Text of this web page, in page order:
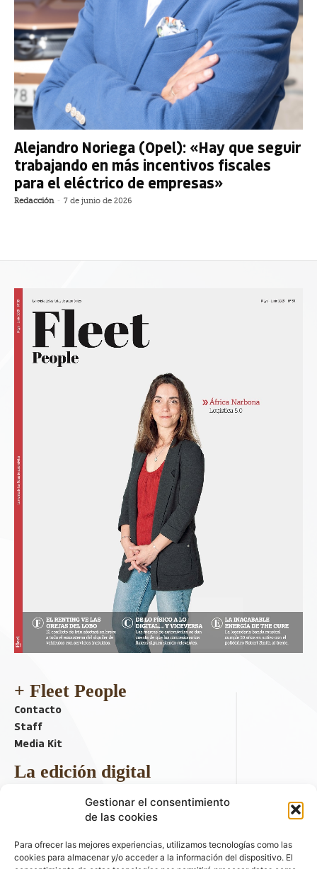
Gestionar el consentimiento
de las cookies
Para ofrecer las mejores experiencias, utilizamos tecnologías como las
cookies para almacenar y/o acceder a la información del dispositivo. El
Alejandro Noriega (Opel): «Hay que seguir
trabajando en más incentivos fiscales
para el eléctrico de empresas»
Redacción - 7 de junio de 2026
+ Fleet People
Contacto
Staff
Media Kit
La edición digital
Descargar último ejemplar
ir a hemeroteca
+ Contenido en redes sociales